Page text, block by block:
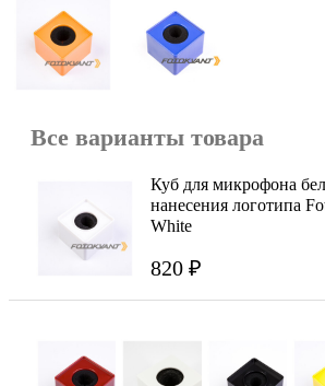
Все варианты товара
Куб для микрофона
нанесения логотипа
White
820 ₽